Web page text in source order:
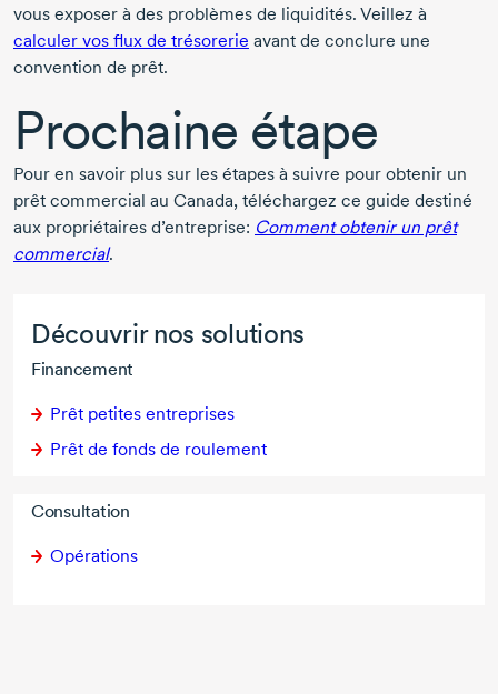
Découvrir nos solutions
Financement
Prêt petites entreprises
Prêt de fonds de roulement
Consultation
Opérations
vous exposer à des problèmes de liquidités. Veillez à
calculer vos flux de trésorerie avant de conclure une
convention de prêt.
Prochaine étape
Pour en savoir plus sur les étapes à suivre pour obtenir un
prêt commercial au Canada, téléchargez ce guide destiné
aux propriétaires d’entreprise: Comment obtenir un prêt
commercial.